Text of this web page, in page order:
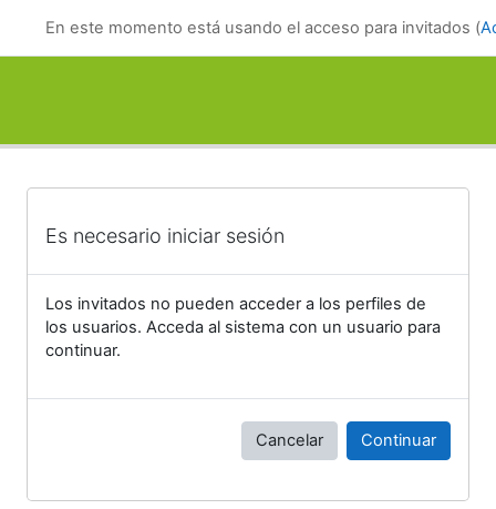
En este momento está usando el acceso para invitados (
Es necesario iniciar sesión
Los invitados no pueden acceder a los perfiles de
los usuarios. Acceda al sistema con un usuario para
continuar.
Cancelar Continuar